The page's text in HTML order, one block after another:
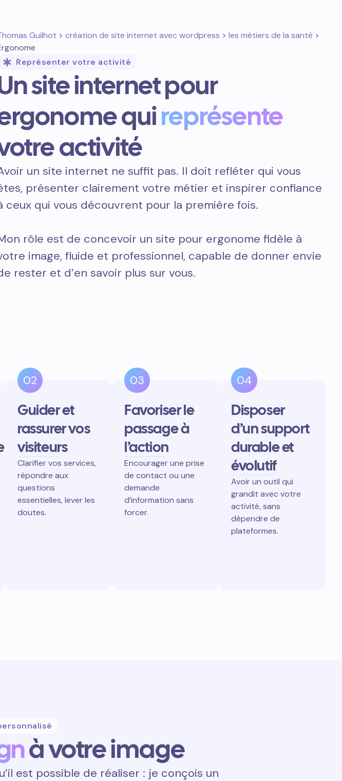
Guilhot > création de site internet avec wordpress > les métiers de la santé >
Représenter votre activité
site internet pour
quireprésente
activité
un site internet ne suffit pas. Il doit refléter qui vous
présenter clairement votre métier et inspirer confiance
ceux qui vous découvrent pour la première fois.
rôle est de concevoir un site pour ergonome fidèle à
image, fluide et professionnel, capable de donner envie
rester et d’en savoir plus sur vous.
02
Guider et
rassurer vos
visiteurs
Clarifier vos services,
répondre aux
questions
essentielles, lever les
doutes.
03
Favoriser le
passage à
l’action
Encourager une prise
de contact ou une
demande
d’information sans
forcer.
04
Disposer
d’un support
durable et
évolutif
Avoir un outil qui
grandit avec votre
activité, sans
dépendre de
plateformes.
à votre image
est possible de réaliser : je conçois un